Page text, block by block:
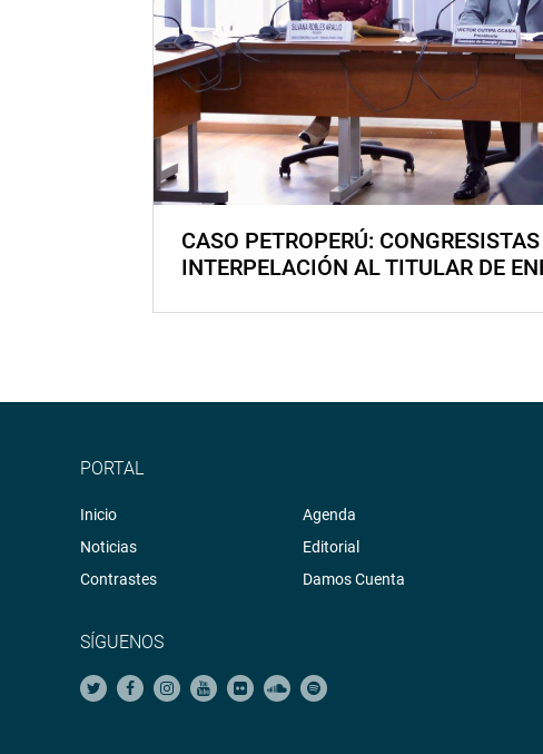
CASO PETROPERÚ:
INTERPELACIÓN AL TITULAR DE
PORTAL
Inicio
Noticias
Contrastes
Agenda
Editorial
Damos Cuenta
SÍGUENOS